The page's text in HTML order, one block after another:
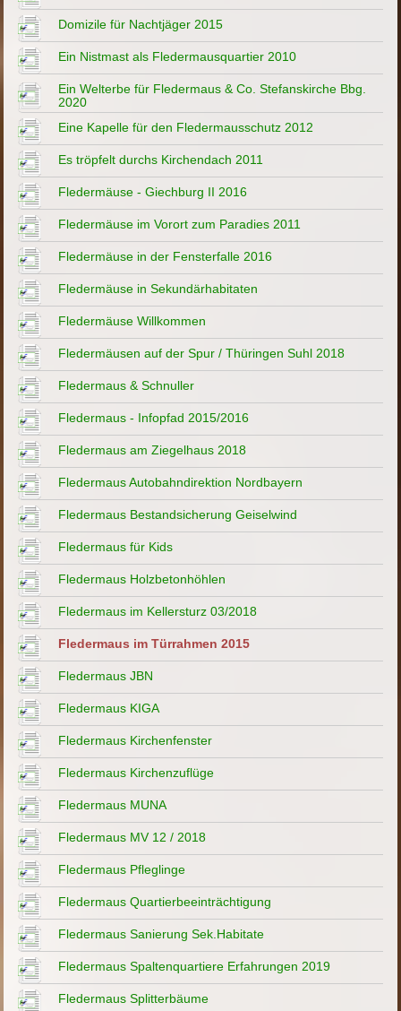
Domizile für Nachtjäger 2015
Ein Nistmast als Fledermausquartier 2010
Ein Welterbe für Fledermaus & Co. Stefanskirche Bbg.
2020
Eine Kapelle für den Fledermausschutz 2012
Es tröpfelt durchs Kirchendach 2011
Fledermäuse - Giechburg II 2016
Fledermäuse im Vorort zum Paradies 2011
Fledermäuse in der Fensterfalle 2016
Fledermäuse in Sekundärhabitaten
Fledermäuse Willkommen
Fledermäusen auf der Spur / Thüringen Suhl 2018
Fledermaus & Schnuller
Fledermaus - Infopfad 2015/2016
Fledermaus am Ziegelhaus 2018
Fledermaus Autobahndirektion Nordbayern
Fledermaus Bestandsicherung Geiselwind
Fledermaus für Kids
Fledermaus Holzbetonhöhlen
Fledermaus im Kellersturz 03/2018
Fledermaus im Türrahmen 2015
Fledermaus JBN
Fledermaus KIGA
Fledermaus Kirchenfenster
Fledermaus Kirchenzuflüge
Fledermaus MUNA
Fledermaus MV 12 / 2018
Fledermaus Pfleglinge
Fledermaus Quartierbeeinträchtigung
Fledermaus Sanierung Sek.Habitate
Fledermaus Spaltenquartiere Erfahrungen 2019
Fledermaus Splitterbäume